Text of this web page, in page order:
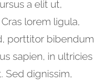
a elit ut,
lorem ligula,
porttitor bibendum
sapien, in ultricies
Sed dignissim,